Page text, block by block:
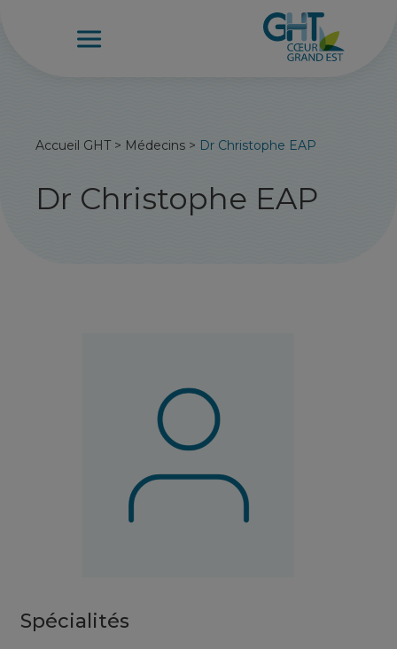
Accueil GHT> Médecins > Dr Christophe EAP
Dr Christophe EAP
Spécialités